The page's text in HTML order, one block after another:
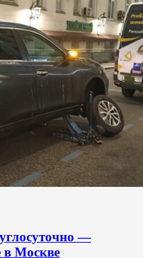
—
в Москве